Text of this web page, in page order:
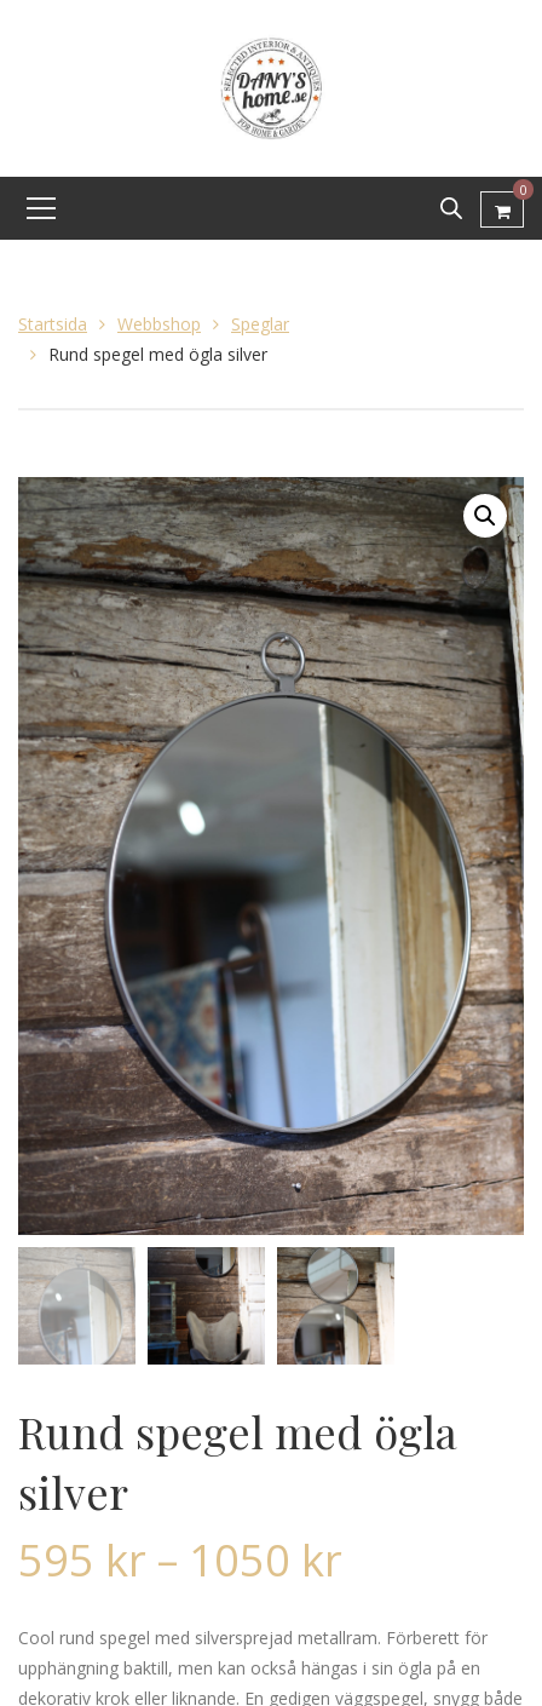
0
Startsida Webbshop
Speglar
Rund spegel med ögla silver
Rund spegel med ögla
silver
595 kr – 1050 kr
Cool rund spegel med silversprejad metallram. Förberett för
upphängning baktill, men kan också hängas i sin ögla på en
dekorativ krok eller liknande. En gedigen väggspegel, snygg både